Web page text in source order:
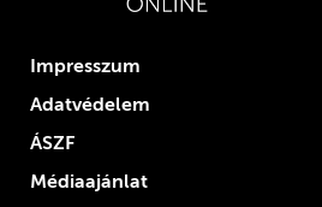
Impresszum
Adatvédelem
ÁSZF
Médiaajánlat